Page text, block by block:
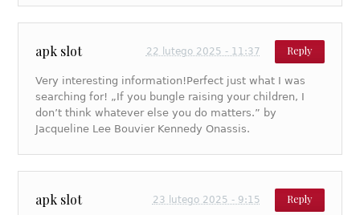
apk slot Reply
22 lutego 2025 - 11:37
Very interesting information!Perfect just what I was
searching for! „If you bungle raising your children, I
don’t think whatever else you do matters.” by
Jacqueline Lee Bouvier Kennedy Onassis.
apk slot Reply
23 lutego 2025 - 9:15